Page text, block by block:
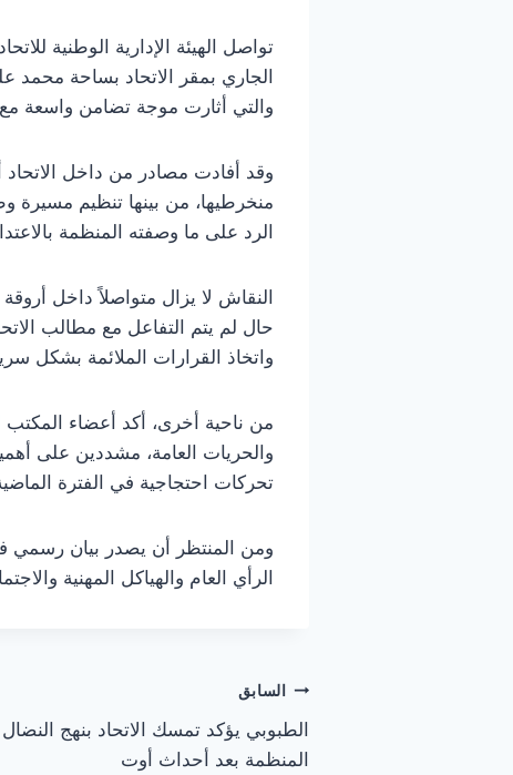
تواصل الهيئة الإدارية الوطنية
والتي أثارت موجة تضامن واسعة مع
وقد أفادت مصادر من داخل الاتحاد
منخرطيها، من بينها تنظيم مسيرة
الرد على ما وصفته المنظمة
النقاش لا يزال متواصلاً داخل أروقة
حال لم يتم التفاعل مع مطالب
واتخاذ القرارات الملائمة بشكل
من ناحية أخرى، أكد أعضاء المكتب
والحريات العامة، مشددين على
تحركات احتجاجية في الفترة
ومن المنتظر أن يصدر بيان رسمي
الرأي العام والهياكل المهنية
تصفّح
المقالات
السابق
الطبوبي يؤكد تمسك الاتحاد بنهج
المنظمة بعد أحداث أوت